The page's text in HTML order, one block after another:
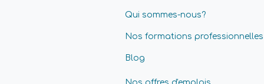
Qui sommes-nous?
Nos formations professionnelles
Blog